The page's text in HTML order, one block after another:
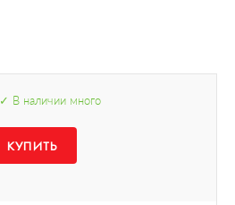
✓ В наличии много